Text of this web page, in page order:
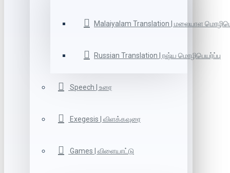
Malaiyalam Translation | மலையாள
Russian Translation | ரஷ்ய மொழிபெயர்ப்பு
Speech | உரை
Exegesis | விளக்கவுரை
Games | விளையாட்டு